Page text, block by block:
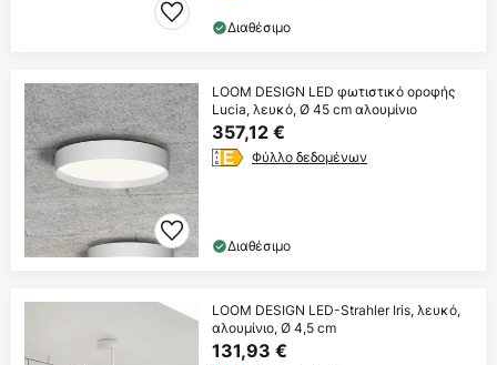
Διαθέσιμο
LOOM DESIGN LED φωτιστικό οροφής
Lucia, λευκό, Ø 45 cm αλουμίνιο
357,12 €
Φύλλο δεδομένων
Διαθέσιμο
LOOM DESIGN LED-Strahler Iris, λευκό,
αλουμίνιο, Ø 4,5 cm
131,93 €